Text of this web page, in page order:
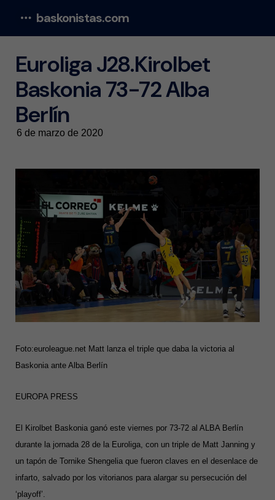
baskonistas.com
Euroliga J28.Kirolbet
Baskonia 73-72 Alba
Berlín
6 de marzo de 2020
Foto:euroleague.net Matt lanza el triple que daba la victoria al
Baskonia ante Alba Berlín
EUROPA PRESS
El Kirolbet Baskonia ganó este viernes por 73-72 al ALBA Berlín
durante la jornada 28 de la Euroliga, con un triple de Matt Janning y
un tapón de Tornike Shengelia que fueron claves en el desenlace de
infarto, salvado por los vitorianos para alargar su persecución del
‘playoff’.